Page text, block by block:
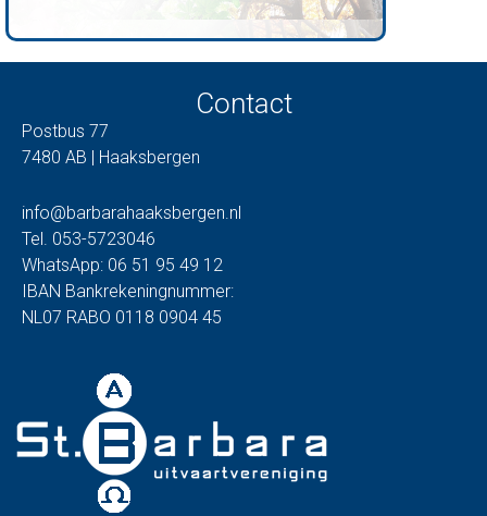
Contact
Postbus 77
7480 AB | Haaksbergen
info@barbarahaaksbergen.nl
Tel. 053-5723046
WhatsApp: 06 51 95 49 12
IBAN Bankrekeningnummer:
NL07 RABO 0118 0904 45